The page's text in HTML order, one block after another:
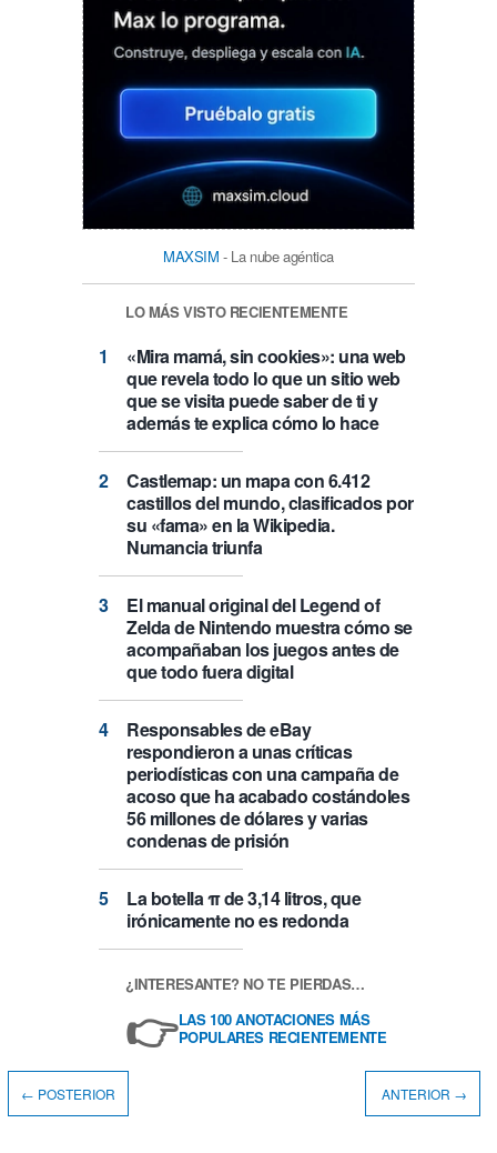
MAXSIM - La nube agéntica
LO MÁS VISTO RECIENTEMENTE
«Mira mamá, sin cookies»: una web
que revela todo lo que un sitio web
que se visita puede saber de ti y
además te explica cómo lo hace
Castlemap: un mapa con 6.412
castillos del mundo, clasificados por
su «fama» en la Wikipedia.
Numancia triunfa
El manual original del Legend of
Zelda de Nintendo muestra cómo se
acompañaban los juegos antes de
que todo fuera digital
Responsables de eBay
respondieron a unas críticas
periodísticas con una campaña de
acoso que ha acabado costándoles
56 millones de dólares y varias
condenas de prisión
La botella π de 3,14 litros, que
irónicamente no es redonda
¿INTERESANTE? NO TE PIERDAS…
👉LAS 100 ANOTACIONES MÁS
POPULARES RECIENTEMENTE
← POSTERIOR ANTERIOR →